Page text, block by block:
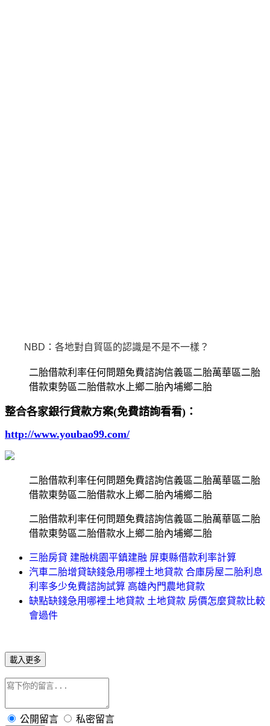
NBD：各地對自貿區的認識是不是不一樣？
二胎借款利率任何問題免費諮詢信義區二胎萬華區二胎
借款東勢區二胎借款水上鄉二胎內埔鄉二胎
整合各家銀行貸款方案(免費諮詢看看)：
http://www.youbao99.com/
二胎借款利率任何問題免費諮詢信義區二胎萬華區二胎
借款東勢區二胎借款水上鄉二胎內埔鄉二胎
二胎借款利率任何問題免費諮詢信義區二胎萬華區二胎
借款東勢區二胎借款水上鄉二胎內埔鄉二胎
三胎房貸 建融桃園平鎮建融 屏東縣借款利率計算
汽車二胎增貸缺錢急用哪裡土地貸款 合庫房屋二胎利息
利率多少免費諮詢試算 高雄內門農地貸款
缺點缺錢急用哪裡土地貸款 土地貸款 房價怎麼貸款比較
會過件
載入更多
公開留言 私密留言